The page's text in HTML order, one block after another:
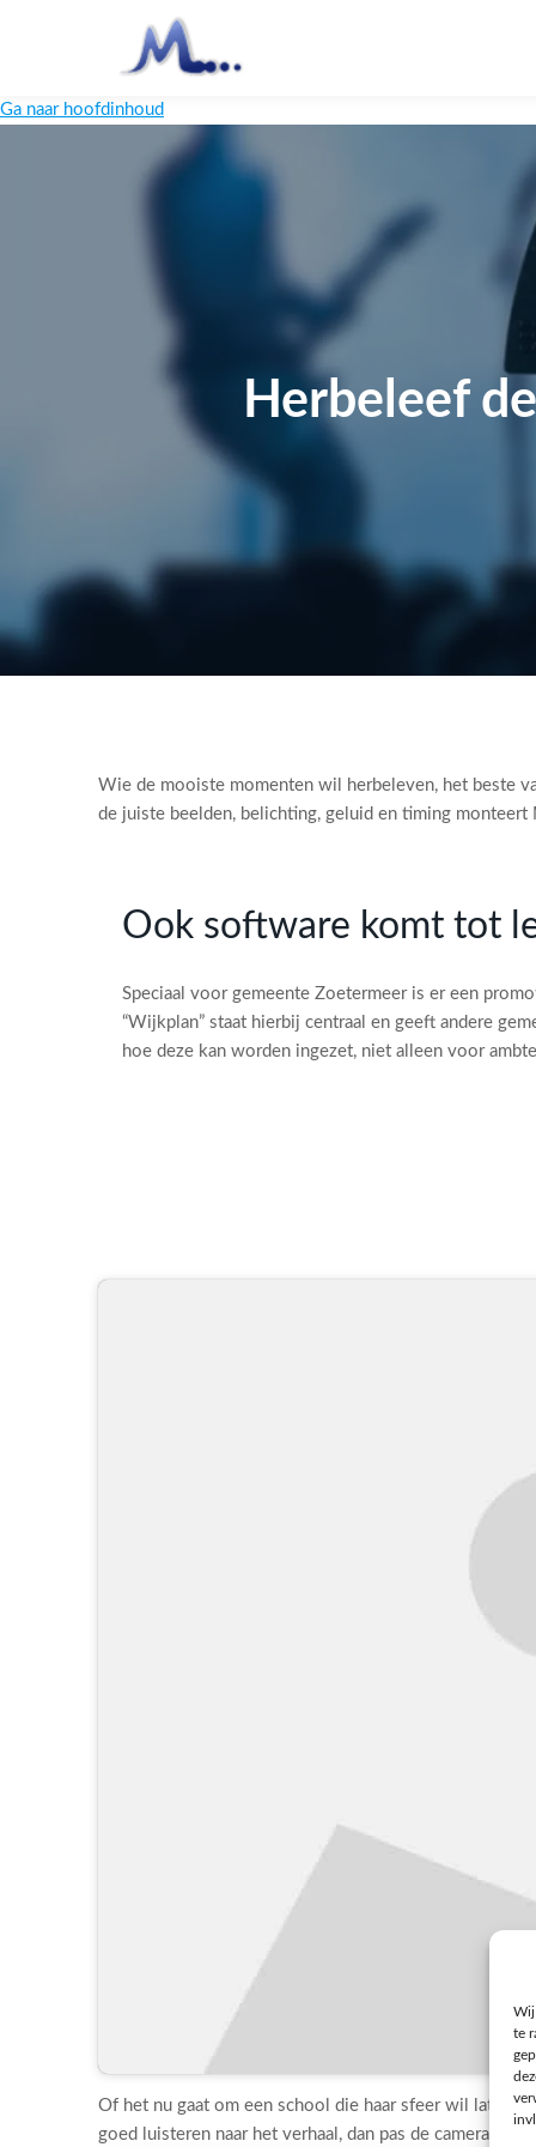
Wij
te
Ga naar hoofdinhoud
Herbeleef
Wie de mooiste momenten wil herbeleven, het beste
de juiste beelden, belichting, geluid en timing
Ook software komt tot
Speciaal voor gemeente Zoetermeer is er een
“Wijkplan” staat hierbij centraal en geeft andere
hoe deze kan worden ingezet, niet alleen voor
Of het nu gaat om een school die haar sfeer wil laten
goed luisteren naar het verhaal, dan pas de camera erbij